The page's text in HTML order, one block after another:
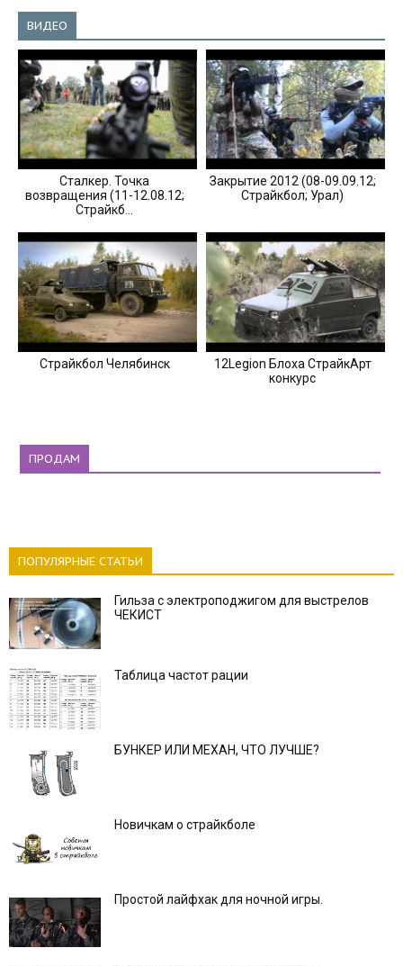
ВИДЕО
Сталкер. Точка
возвращения (11-12.08.12;
Страйкб...
Закрытие 2012 (08-09.09.12;
Страйкбол; Урал)
Страйкбол Челябинск
12Legion Блоха СтрайкАрт
конкурс
ПРОДАМ
ПОПУЛЯРНЫЕ СТАТЬИ
Гильза с электроподжигом для выстрелов
ЧЕКИСТ
Таблица частот рации
БУНКЕР ИЛИ МЕХАН, ЧТО ЛУЧШЕ?
Новичкам о страйкболе
Простой лайфхак для ночной игры.